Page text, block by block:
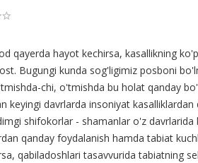
qayerda hayot kechirsa, kasallikning
Bugungi kunda sog'ligimiz posboni
chi, o'tmishda bu holat qanday
keyingi davrlarda insoniyat
shifokorlar - shamanlar o'z
qanday foydalanish hamda tabiat
qabiladoshlari tasavvurida tabiatning